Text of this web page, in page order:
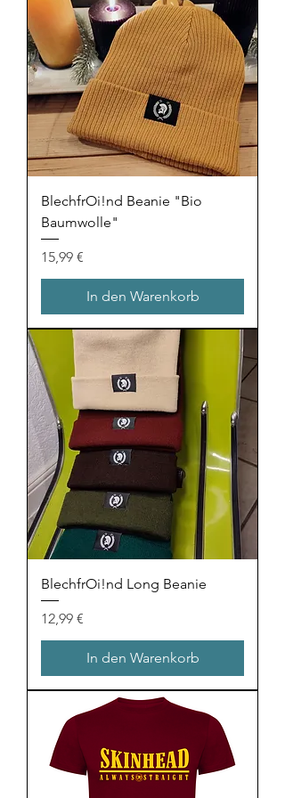
BlechfrOi!nd Beanie "Bio
Baumwolle"
Preis
15,99 €
In den Warenkorb
BlechfrOi!nd Long Beanie
Preis
12,99 €
In den Warenkorb